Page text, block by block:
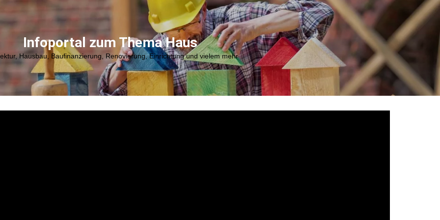
Infoportal zum Thema Haus
Hausbau, Baufinanzierung, Renovierung, Einrichtung und vielem mehr